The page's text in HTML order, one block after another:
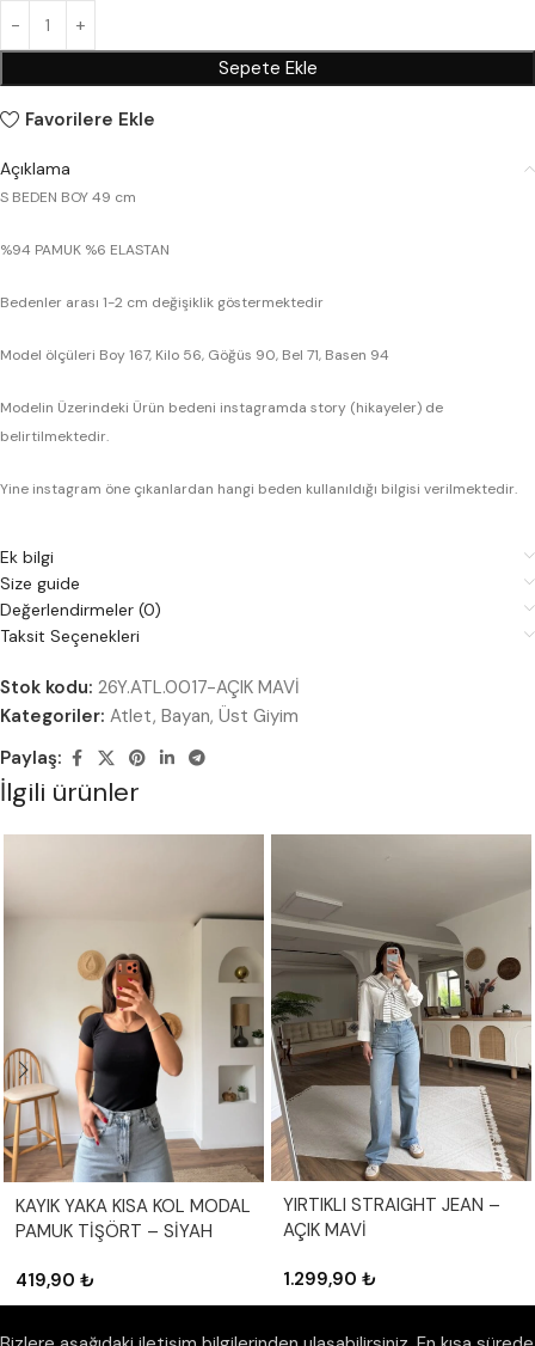
Sepete Ekle
Favorilere Ekle
Açıklama
S BEDEN BOY 49 cm
%94 PAMUK %6 ELASTAN
Bedenler arası 1-2 cm değişiklik göstermektedir
Model ölçüleri Boy 167, Kilo 56, Göğüs 90, Bel 71, Basen 94
Modelin Üzerindeki Ürün bedeni instagramda story (hikayeler) de
belirtilmektedir.
Yine instagram öne çıkanlardan hangi beden kullanıldığı bilgisi verilmektedir.
Ek bilgi
Size guide
Değerlendirmeler (0)
Taksit Seçenekleri
Stok kodu: 26Y.ATL.0017-AÇIK MAVİ
Kategoriler: Atlet, Bayan, Üst Giyim
Paylaş:
İlgili ürünler
KAYIK YAKA KISA KOL MODAL
PAMUK TİŞÖRT – SİYAH
419,90 ₺
YIRTIKLI STRAIGHT JEAN –
AÇIK MAVİ
1.299,90 ₺